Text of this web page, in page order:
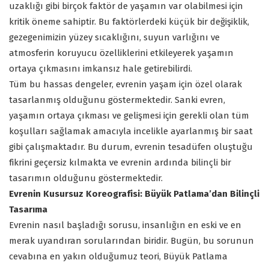
uzaklığı gibi birçok faktör de yaşamın var olabilmesi için
kritik öneme sahiptir. Bu faktörlerdeki küçük bir değişiklik,
gezegenimizin yüzey sıcaklığını, suyun varlığını ve
atmosferin koruyucu özelliklerini etkileyerek yaşamın
ortaya çıkmasını imkansız hale getirebilirdi.
Tüm bu hassas dengeler, evrenin yaşam için özel olarak
tasarlanmış olduğunu göstermektedir. Sanki evren,
yaşamın ortaya çıkması ve gelişmesi için gerekli olan tüm
koşulları sağlamak amacıyla incelikle ayarlanmış bir saat
gibi çalışmaktadır. Bu durum, evrenin tesadüfen oluştuğu
fikrini geçersiz kılmakta ve evrenin ardında bilinçli bir
tasarımın olduğunu göstermektedir.
Evrenin Kusursuz Koreografisi: Büyük Patlama’dan Bilinçli
Tasarıma
Evrenin nasıl başladığı sorusu, insanlığın en eski ve en
merak uyandıran sorularından biridir. Bugün, bu sorunun
cevabına en yakın olduğumuz teori, Büyük Patlama